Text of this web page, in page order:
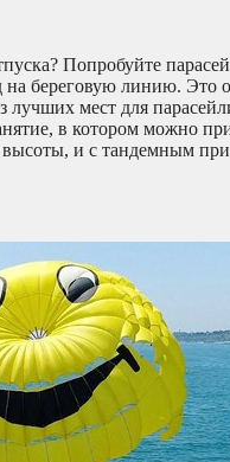
Попробуйте
береговую линию. Это
мест для
в котором можно
и с тандемным